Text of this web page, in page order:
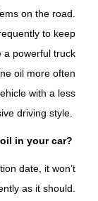
on the road.
to keep
a powerful truck
oil more often
with a less
driving style.
in your car?
date, it won’t
as it should.